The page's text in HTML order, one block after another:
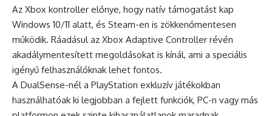
Az Xbox kontroller előnye, hogy natív támogatást kap
Windows 10/11 alatt, és Steam-en is zökkenőmentesen
működik. Ráadásul az Xbox Adaptive Controller révén
akadálymentesített megoldásokat is kínál, ami a speciális
igényű felhasználóknak lehet fontos.
A DualSense-nél a PlayStation exkluzív játékokban
használhatóak ki legjobban a fejlett funkciók, PC-n vagy más